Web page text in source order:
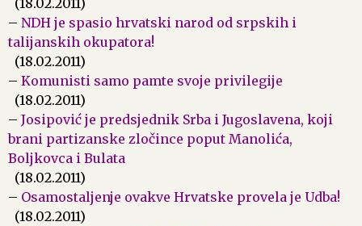
– NDH je spasio hrvatski narod od srpskih i
talijanskih okupatora!
(18.02.2011)
– Komunisti samo pamte svoje privilegije
(18.02.2011)
– Josipović je predsjednik Srba i Jugoslavena, koji
brani partizanske zločince poput Manolića,
Boljkovca i Bulata
(18.02.2011)
– Osamostaljenje ovakve Hrvatske provela je Udba!
(18.02.2011)